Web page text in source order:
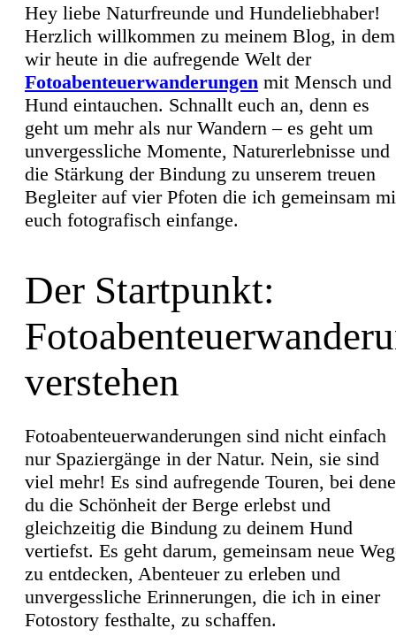
Hey liebe Naturfreunde und Hundeliebhaber!
Herzlich willkommen zu meinem Blog, in dem
wir heute in die aufregende Welt der
Fotoabenteuerwanderungen mit Mensch und
Hund eintauchen. Schnallt euch an, denn es
geht um mehr als nur Wandern – es geht um
unvergessliche Momente, Naturerlebnisse und
die Stärkung der Bindung zu unserem treuen
Begleiter auf vier Pfoten die ich gemeinsam
euch fotografisch einfange.
Der Startpunkt:
verstehen
Fotoabenteuerwanderungen sind nicht einfach
nur Spaziergänge in der Natur. Nein, sie sind
viel mehr! Es sind aufregende Touren, bei
du die Schönheit der Berge erlebst und
gleichzeitig die Bindung zu deinem Hund
vertiefst. Es geht darum, gemeinsam neue
zu entdecken, Abenteuer zu erleben und
unvergessliche Erinnerungen, die ich in einer
Fotostory festhalte, zu schaffen.